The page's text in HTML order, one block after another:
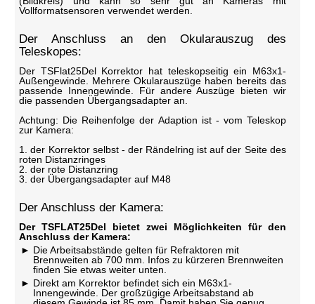
Vollformatsensoren verwendet werden.
Der Anschluss an den Okularauszug des
Teleskopes:
Der TSFlat25Del Korrektor hat teleskopseitig ein M63x1-
Außengewinde. Mehrere Okularauszüge haben bereits das
passende Innengewinde. Für andere Auszüge bieten wir
die passenden Übergangsadapter an.
Achtung: Die Reihenfolge der Adaption ist - vom Teleskop
zur Kamera:
1. der Korrektor selbst - der Rändelring ist auf der Seite des
roten Distanzringes
2. der rote Distanzring
3. der Übergangsadapter auf M48
Der Anschluss der Kamera:
Der TSFLAT25Del bietet zwei Möglichkeiten für den
Anschluss der Kamera:
Die Arbeitsabstände gelten für Refraktoren mit
Brennweiten ab 700 mm. Infos zu kürzeren Brennweiten
finden Sie etwas weiter unten.
Direkt am Korrektor befindet sich ein M63x1-
Innengewinde. Der großzügige Arbeitsabstand ab